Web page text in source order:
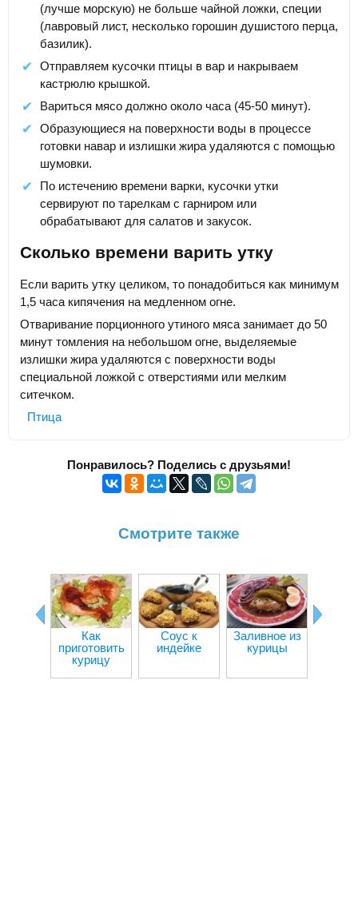
(лучше морскую) не больше чайной ложки, специи
(лавровый лист, несколько горошин душистого перца,
базилик).
Отправляем кусочки птицы в вар и накрываем
кастрюлю крышкой.
Вариться мясо должно около часа (45-50 минут).
Образующиеся на поверхности воды в процессе
готовки навар и излишки жира удаляются с помощью
шумовки.
По истечению времени варки, кусочки утки
сервируют по тарелкам с гарниром или
обрабатывают для салатов и закусок.
Сколько времени варить утку
Если варить утку целиком, то понадобиться как минимум
1,5 часа кипячения на медленном огне.
Отваривание порционного утиного мяса занимает до 50
минут томления на небольшом огне, выделяемые
излишки жира удаляются с поверхности воды
специальной ложкой с отверстиями или мелким
ситечком.
Птица
Понравилось? Поделись с друзьями!
Смотрите также
Как
приготовить
курицу
Соус к
индейке
Заливное из
курицы